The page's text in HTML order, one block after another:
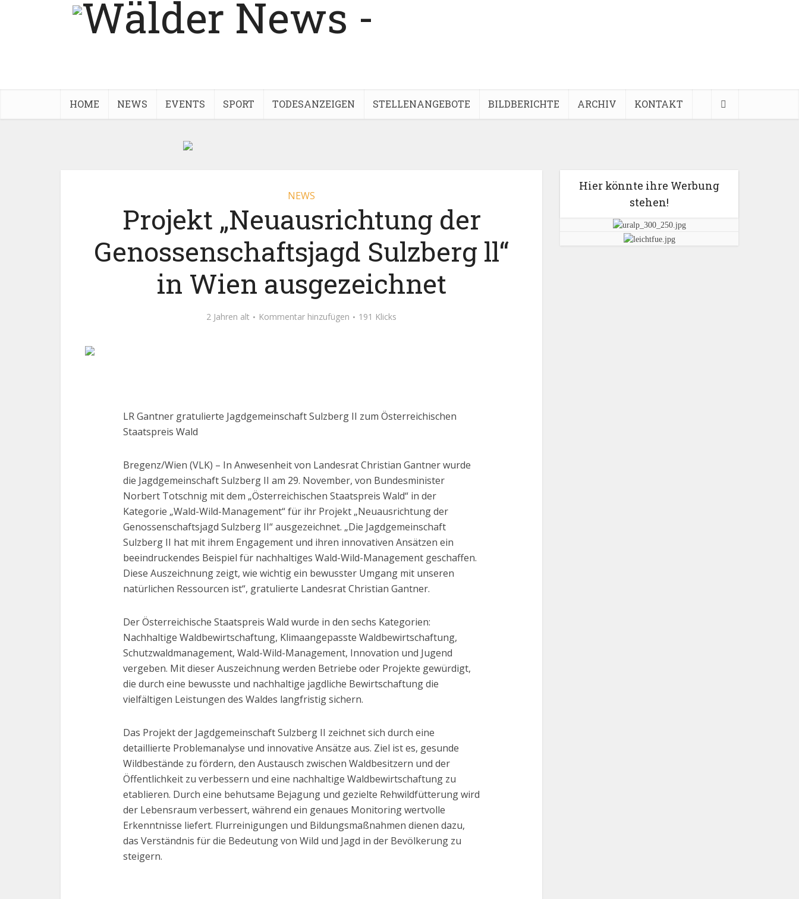
HOME NEWS EVENTS SPORT TODESANZEIGEN STELLENANGEBOTE BILDBERICHTE ARCHIV KONTAKT
NEWS
Projekt „Neuausrichtung der
Genossenschaftsjagd Sulzberg ll“
in Wien ausgezeichnet
2 Jahren alt Kommentar hinzufügen 191 Klicks
LR Gantner gratulierte Jagdgemeinschaft Sulzberg II zum Österreichischen
Staatspreis Wald
Bregenz/Wien (VLK) – In Anwesenheit von Landesrat Christian Gantner wurde
die Jagdgemeinschaft Sulzberg II am 29. November, von Bundesminister
Norbert Totschnig mit dem „Österreichischen Staatspreis Wald“ in der
Kategorie „Wald-Wild-Management“ für ihr Projekt „Neuausrichtung der
Genossenschaftsjagd Sulzberg II“ ausgezeichnet. „Die Jagdgemeinschaft
Sulzberg II hat mit ihrem Engagement und ihren innovativen Ansätzen ein
beeindruckendes Beispiel für nachhaltiges Wald-Wild-Management geschaffen.
Diese Auszeichnung zeigt, wie wichtig ein bewusster Umgang mit unseren
natürlichen Ressourcen ist“, gratulierte Landesrat Christian Gantner.
Der Österreichische Staatspreis Wald wurde in den sechs Kategorien:
Nachhaltige Waldbewirtschaftung, Klimaangepasste Waldbewirtschaftung,
Schutzwaldmanagement, Wald-Wild-Management, Innovation und Jugend
vergeben. Mit dieser Auszeichnung werden Betriebe oder Projekte gewürdigt,
die durch eine bewusste und nachhaltige jagdliche Bewirtschaftung die
vielfältigen Leistungen des Waldes langfristig sichern.
Das Projekt der Jagdgemeinschaft Sulzberg II zeichnet sich durch eine
detaillierte Problemanalyse und innovative Ansätze aus. Ziel ist es, gesunde
Wildbestände zu fördern, den Austausch zwischen Waldbesitzern und der
Öffentlichkeit zu verbessern und eine nachhaltige Waldbewirtschaftung zu
etablieren. Durch eine behutsame Bejagung und gezielte Rehwildfütterung wird
der Lebensraum verbessert, während ein genaues Monitoring wertvolle
Erkenntnisse liefert. Flurreinigungen und Bildungsmaßnahmen dienen dazu,
das Verständnis für die Bedeutung von Wild und Jagd in der Bevölkerung zu
steigern.
Hier könnte ihre Werbung
stehen!